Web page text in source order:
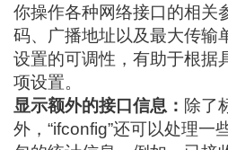
你操作各种网络接口的相关
码、广播地址以及最大传输
设置的可调性，有助于根据
项设置。
显示额外的接口信息： 除了
外，“ifconfig”还可以处理一